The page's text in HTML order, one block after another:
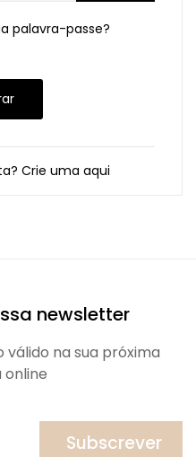
palavra-passe?
Crie uma aqui
newsletter
na sua próxima
Subscrever